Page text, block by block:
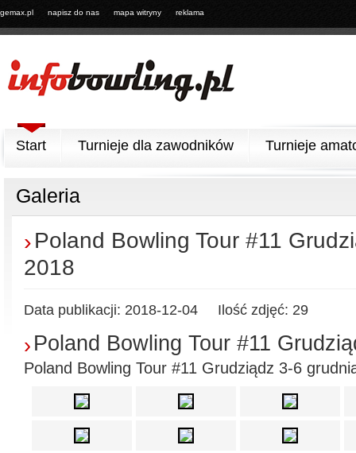
gemax.pl napisz do nas mapa witryny reklama
Start Turnieje dla zawodników Turnieje
Galeria
›Poland Bowling Tour #11
2018
Data publikacji: 2018-12-04 Ilość zdjęć: 29
›Poland Bowling Tour #11
Poland Bowling Tour #11 Grudziądz 3-6